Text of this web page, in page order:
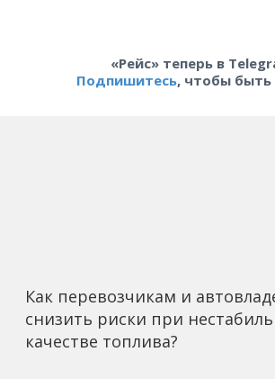
«Рейс» теперь в
Подпишитесь, чтобы быть
Как перевозчикам и
снизить риски при
качестве топлива?